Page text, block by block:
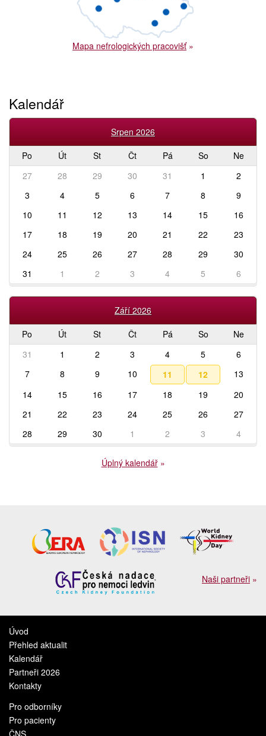
Mapa nefrologických pracovišť»
Kalendář
Srpen 2026
Po
Út St Čt Pá So
Ne
27
28 29 30 31 1
2
3
4 5 6 7 8
9
10
11 12 13 14 15
16
17
18 19 20 21 22
23
24
25 26 27 28 29
30
31
1 2 3 4 5 6
Září 2026
Po
Út St Čt Pá So
Ne
31
1 2 3 4 5
6
7
8 9 10 11 12
13
14
15 16 17 18 19
20
21
22 23 24 25 26
27
28
29 30 1 2 3 4
Úplný kalendář»
Naši partneři »
Úvod
Přehled aktualit
Kalendář
Partneři 2026
Kontakty
Pro odborníky
Pro pacienty
ČNS